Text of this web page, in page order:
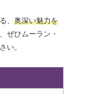
、 奥深い魅力を
ぜひムーラン・
い。